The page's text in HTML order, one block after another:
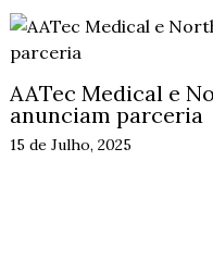
AATec Medical e
anunciam parceria
15 de Julho, 2025